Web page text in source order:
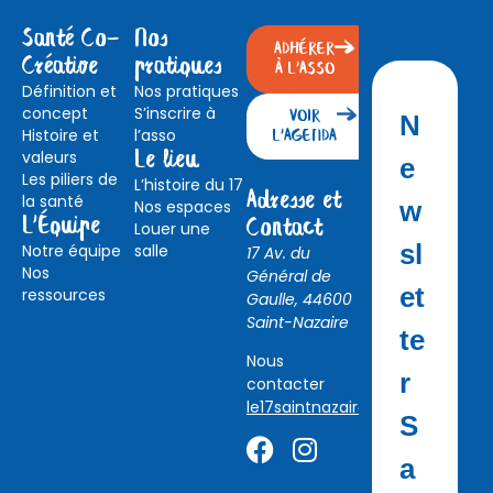
Santé Co-
Créative
Définition et
concept
Histoire et
valeurs
Les piliers de
la santé
L'Équipe
Notre équipe
Nos
ressources
Nos
pratiques
Nos pratiques
S’inscrire à
l’asso
Le lieu
L’histoire du 17
Nos espaces
Louer une
salle
ADHÉRER
À L'ASSO
VOIR
L'AGENDA
Adresse et
Contact
17 Av. du
Général de
Gaulle, 44600
Saint-Nazaire
Nous
contacter
le17saintnazaire@gmail.com
N
e
w
sl
et
te
r
S
a